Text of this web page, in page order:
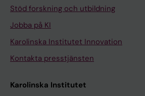
Stöd forskning och utbildning
Jobba på KI
Karolinska Institutet Innovation
Kontakta presstjänsten
Karolinska Institutet